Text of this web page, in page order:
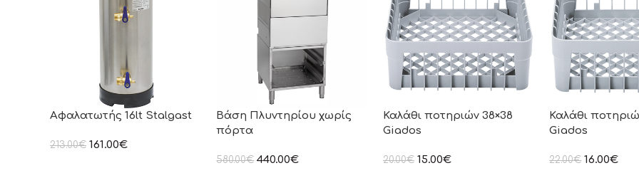
Αφαλατωτής 16lt Stalgast
213.00€ 161.00€
Βάση Πλυντηρίου χωρίς
πόρτα
580.00€ 440.00€
Καλάθι ποτηριών 38×38
Giados
20.00€ 15.00€
Καλάθι
Giados
22.00€ 16.00€